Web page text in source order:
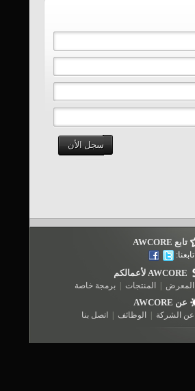
سجل الأن
تابع AWCORE
تابعنا:
AWCORE لأعمالكم
المعرض المنتجات برمجة خاصة
عن AWCORE
عن الشركة الوظائف اتصل بنا